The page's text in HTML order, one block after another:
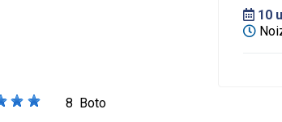
10
8 Boto